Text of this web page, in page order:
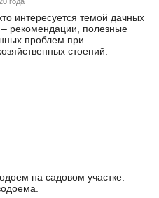
интересуется темой дачных
– рекомендации, полезные
проблем при
стоений.
на садовом участке.